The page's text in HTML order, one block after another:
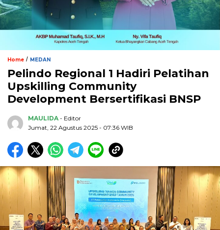
Home / MEDAN
Pelindo Regional 1 Hadiri Pelatihan
Upskilling Community
Development Bersertifikasi BNSP
MAULIDA - Editor
Jumat, 22 Agustus 2025 - 07:36 WIB